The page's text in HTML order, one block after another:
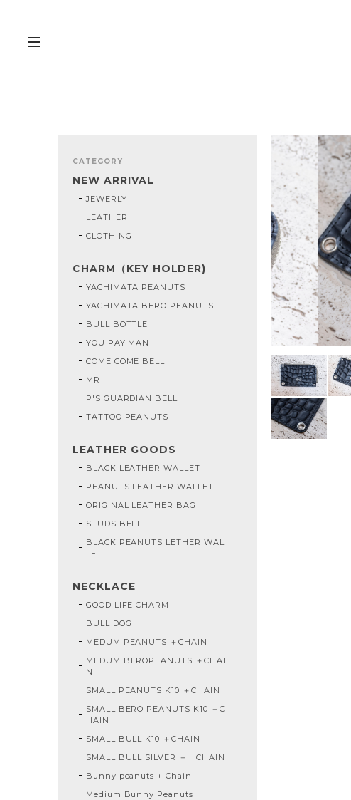
CATEGORY
NEW ARRIVAL
JEWERLY
LEATHER
CLOTHING
CHARM（KEY HOLDER)
YACHIMATA PEANUTS
YACHIMATA BERO PEANUTS
BULL BOTTLE
YOU PAY MAN
COME COME BELL
MR
P'S GUARDIAN BELL
TATTOO PEANUTS
LEATHER GOODS
BLACK LEATHER WALLET
PEANUTS LEATHER WALLET
ORIGINAL LEATHER BAG
STUDS BELT
BLACK PEANUTS LETHER WAL
LET
NECKLACE
GOOD LIFE CHARM
BULL DOG
MEDUM PEANUTS ＋CHAIN
MEDUM BEROPEANUTS ＋CHAI
N
SMALL PEANUTS K10 ＋CHAIN
SMALL BERO PEANUTS K10 ＋C
HAIN
SMALL BULL K10 ＋CHAIN
SMALL BULL SILVER ＋ CHAIN
Bunny peanuts + Chain
Medium Bunny Peanuts